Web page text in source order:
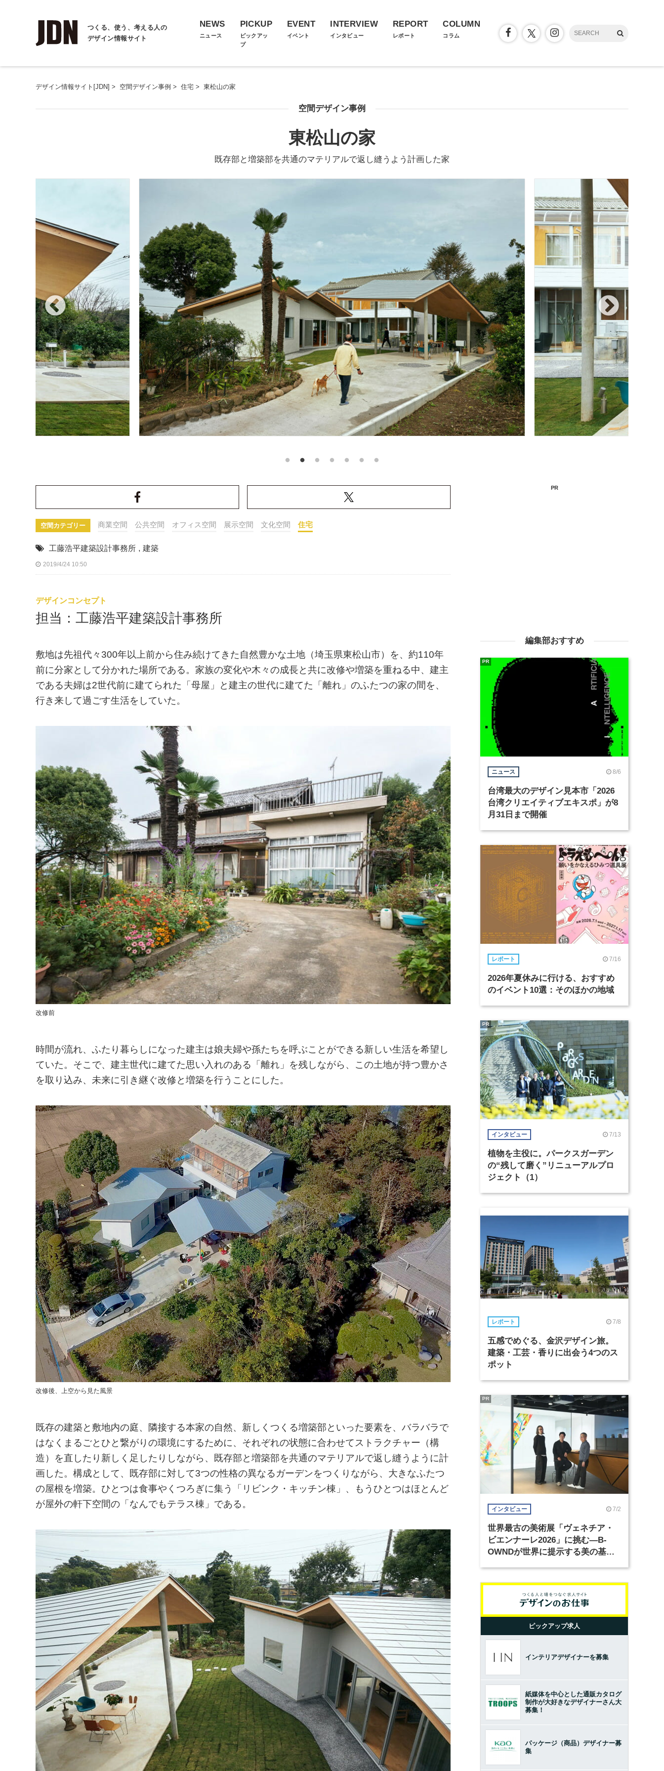
つくる、使う、考える人の
デザイン情報サイト
NEWS
ニュース
PICKUP
ピックアッ
プ
EVENT
イベント
INTERVIEW
インタビュー
REPORT
レポート
COLUMN
コラム
デザイン情報サイト[JDN] > 空間デザイン事例 > 住宅 > 東松山の家
空間デザイン事例
東松山の家
既存部と増築部を共通のマテリアルで返し縫うよう計画した家
空間カテゴリー 商業空間 公共空間 オフィス空間 展示空間 文化空間 住宅
工藤浩平建築設計事務所 , 建築
2019/4/24 10:50
デザインコンセプト
担当：工藤浩平建築設計事務所
敷地は先祖代々300年以上前から住み続けてきた自然豊かな土地（埼玉県東松山市）を、約110年
前に分家として分かれた場所である。家族の変化や木々の成長と共に改修や増築を重ねる中、建主
である夫婦は2世代前に建てられた「母屋」と建主の世代に建てた「離れ」のふたつの家の間を、
行き来して過ごす生活をしていた。
改修前
時間が流れ、ふたり暮らしになった建主は娘夫婦や孫たちを呼ぶことができる新しい生活を希望し
ていた。そこで、建主世代に建てた思い入れのある「離れ」を残しながら、この土地が持つ豊かさ
を取り込み、未来に引き継ぐ改修と増築を行うことにした。
改修後、上空から見た風景
既存の建築と敷地内の庭、隣接する本家の自然、新しくつくる増築部といった要素を、バラバラで
はなくまるごとひと繋がりの環境にするために、それぞれの状態に合わせてストラクチャー（構
造）を直したり新しく足したりしながら、既存部と増築部を共通のマテリアルで返し縫うように計
画した。構成として、既存部に対して3つの性格の異なるガーデンをつくりながら、大きなふたつ
の屋根を増築。ひとつは食事やくつろぎに集う「リビンク・キッチン棟」、もうひとつはほとんど
が屋外の軒下空間の「なんでもテラス棟」である。
PR
編集部おすすめ
ニュース 8/6
台湾最大のデザイン見本市「2026
台湾クリエイティブエキスポ」が8
月31日まで開催
PR
レポート 7/16
2026年夏休みに行ける、おすすめ
のイベント10選：そのほかの地域
インタビュー 7/13
植物を主役に。パークスガーデン
の“残して磨く”リニューアルプロ
ジェクト（1）
PR
レポート 7/8
五感でめぐる、金沢デザイン旅。
建築・工芸・香りに出会う4つのス
ポット
インタビュー 7/2
世界最古の美術展「ヴェネチア・
ビエンナーレ2026」に挑む―B-
OWNDが世界に提示する美の基準
PR
ピックアップ求人
インテリアデザイナーを募集
紙媒体を中心とした通販カタログ
制作が大好きなデザイナーさん大
募集！
パッケージ（商品）デザイナー募
集